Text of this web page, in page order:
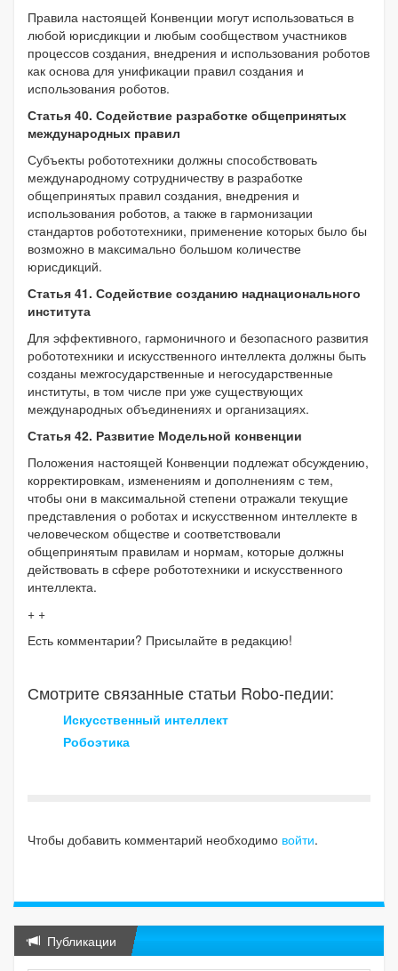
Правила настоящей Конвенции могут использоваться в
любой юрисдикции и любым сообществом участников
процессов создания, внедрения и использования роботов
как основа для унификации правил создания и
использования роботов.
Статья 40. Содействие разработке общепринятых
международных правил
Субъекты робототехники должны способствовать
международному сотрудничеству в разработке
общепринятых правил создания, внедрения и
использования роботов, а также в гармонизации
стандартов робототехники, применение которых было бы
возможно в максимально большом количестве
юрисдикций.
Статья 41. Содействие созданию наднационального
института
Для эффективного, гармоничного и безопасного развития
робототехники и искусственного интеллекта должны быть
созданы межгосударственные и негосударственные
институты, в том числе при уже существующих
международных объединениях и организациях.
Статья 42. Развитие Модельной конвенции
Положения настоящей Конвенции подлежат обсуждению,
корректировкам, изменениям и дополнениям с тем,
чтобы они в максимальной степени отражали текущие
представления о роботах и искусственном интеллекте в
человеческом обществе и соответствовали
общепринятым правилам и нормам, которые должны
действовать в сфере робототехники и искусственного
интеллекта.
+ +
Есть комментарии? Присылайте в редакцию!
Смотрите связанные статьи Robo-педии:
Искусственный интеллект
Робоэтика
Чтобы добавить комментарий необходимо войти.
Публикации